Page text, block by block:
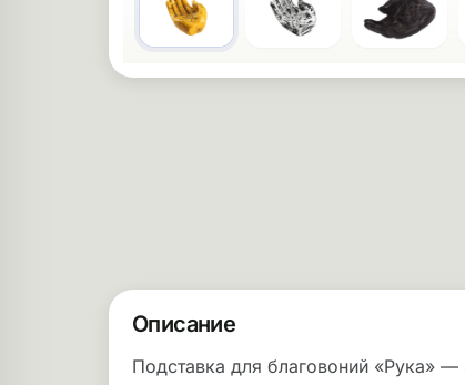
Описание
Подставка для благовоний «Рука»